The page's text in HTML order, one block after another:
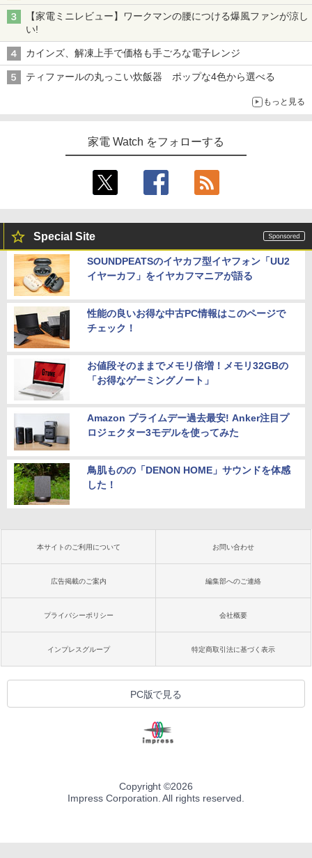
【家電ミニレビュー】ワークマンの腰につける爆風ファンが涼し
い!
カインズ、解凍上手で価格も手ごろな電子レンジ
ティファールの丸っこい炊飯器 ポップな4色から選べる
もっと見る
家電 Watch をフォローする
Special Site
SOUNDPEATSのイヤカフ型イヤフォン「UU2
イヤーカフ」をイヤカフマニアが語る
性能の良いお得な中古PC情報はこのページで
チェック！
お値段そのままでメモリ倍増！メモリ32GBの
「お得なゲーミングノート」
Amazon プライムデー過去最安! Anker注目プ
ロジェクター3モデルを使ってみた
鳥肌ものの「DENON HOME」サウンドを体感
した！
本サイトのご利用について お問い合わせ
広告掲載のご案内 編集部へのご連絡
プライバシーポリシー 会社概要
インプレスグループ 特定商取引法に基づく表示
PC版で見る
Copyright ©2026
Impress Corporation. All rights reserved.